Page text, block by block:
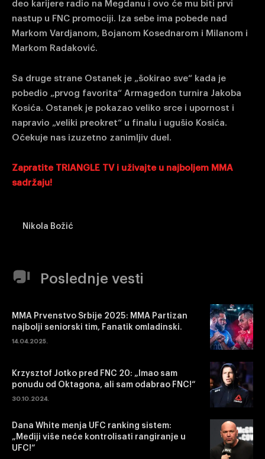
deo karijere radio na Megdanu i ovo će mu biti prvi
nastup u FNC promociji. Iza sebe ima pobede nad
Markom Vardjanom, Bojanom Kosednarom i Milanom i
Markom Radaković.
Sa druge strane Ostanek je „šokirao sve“ kada je
pobedio „prvog favorita“ Armagedon turnira Jakoba
Kosića. Ostanek je pokazao veliko srce i upornost i
napravio „veliki preokret“ u finalu i ugušio Kosića.
Očekuje nas izuzetno zanimljiv duel.
Zapratite TRIANGLE TV i uživajte u najboljem MMA
sadržaju!
Nikola Božić
Poslednje vesti
MMA Prvenstvo Srbije 2025: MMA Partizan
najbolji seniorski tim, Fanatik omladinski.
14.04.2025.
Krzysztof Jotko pred FNC 20: „Imao sam
ponudu od Oktagona, ali sam odabrao FNC!“
30.10.2024.
Dana White menja UFC ranking sistem:
„Mediji više neće kontrolisati rangiranje u
UFC!“